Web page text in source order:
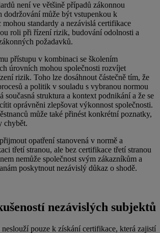
není ve většině případů zákonnou
dodržování může být vstupenkou k
standardy a nezávislá certifikace
roli při řízení rizik, budování odolnosti a
požadavků.
přístupu v kombinaci se školením
úrovních mohou společnosti rozvíjet
rizik. Toho lze dosáhnout částečně tím, že
a politik v souladu s vybranou normou
současná struktura a kontext podnikání a že se
oprávněni zlepšovat výkonnost společnosti.
může také přinést konkrétní poznatky,
chybět.
opatření stanovená v normě a
třetí stranou, ale bez certifikace třetí stranou
nemůže společnost svým zákazníkům a
poskytnout nezávislý důkaz o shodě.
nezávislých subjektů
pouze k získání certifikace, která zajistí